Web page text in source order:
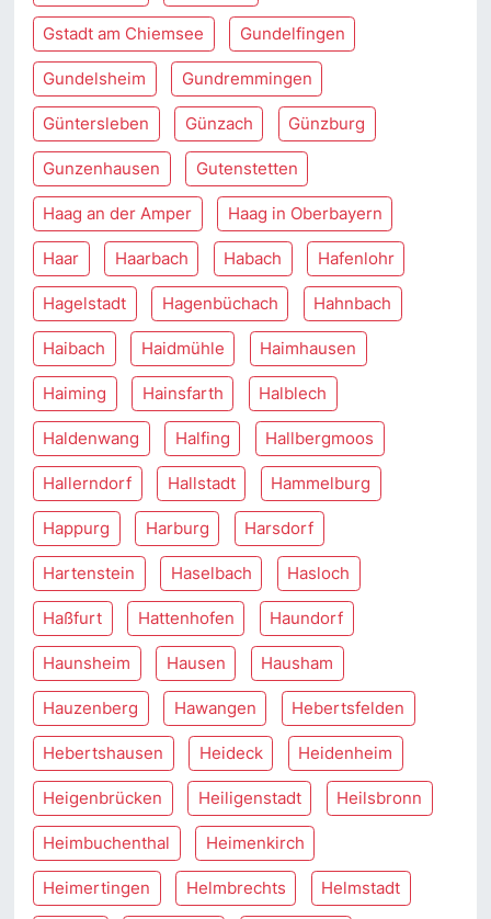
Gstadt am Chiemsee Gundelfingen
Gundelsheim Gundremmingen
Güntersleben Günzach Günzburg
Gunzenhausen Gutenstetten
Haag an der Amper Haag in Oberbayern
Haar Haarbach Habach Hafenlohr
Hagelstadt Hagenbüchach Hahnbach
Haibach Haidmühle Haimhausen
Haiming Hainsfarth Halblech
Haldenwang Halfing Hallbergmoos
Hallerndorf Hallstadt Hammelburg
Happurg Harburg Harsdorf
Hartenstein Haselbach Hasloch
Haßfurt Hattenhofen Haundorf
Haunsheim Hausen Hausham
Hauzenberg Hawangen Hebertsfelden
Hebertshausen Heideck Heidenheim
Heigenbrücken Heiligenstadt Heilsbronn
Heimbuchenthal Heimenkirch
Heimertingen Helmbrechts Helmstadt